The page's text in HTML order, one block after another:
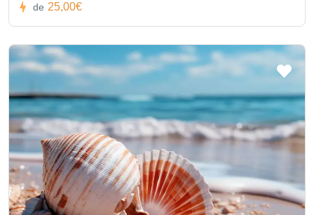
de 25,00€